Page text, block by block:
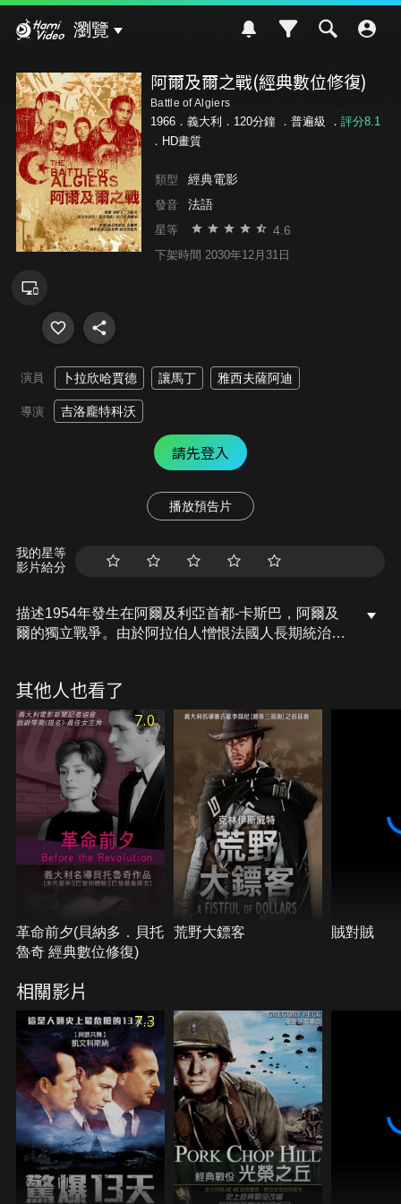
瀏覽
阿爾及爾之戰(經典數位修復)
Battle of Algiers
1966．義大利．120分鐘 ． 普遍級 ． 評分8.1
．HD畫質
類型 經典電影
發音 法語
星等 4.6
下架時間 2030年12月31日
演員 卜拉欣哈賈德 讓馬丁 雅西夫薩阿迪
導演 吉洛龐特科沃
請先登入
播放預告片
我的星等
影片給分
描述1954年發生在阿爾及利亞首都-卡斯巴，阿爾及
爾的獨立戰爭。由於阿拉伯人憎恨法國人長期統治，
法國的執法機關如何對當地阿爾及利亞的一般犯人進
行未經審核的死刑，而阿爾及利亞人又如何對法國僑
居人士，不論是對平民或軍人所發動武裝襲擊，兩方
面不停地將暴力升級，然而…
其他人也看了
7.0
革命前夕(貝納多．貝托
魯奇 經典數位修復)
荒野大鏢客 賊對賊
相關影片
7.3